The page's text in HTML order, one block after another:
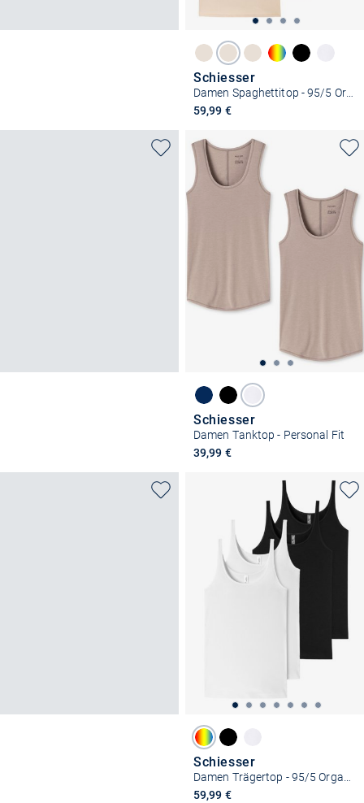
Schiesser
Damen Spaghettitop - 95/5 Organic Cotton
59,99 €
Schiesser
Damen Tanktop - Personal Fit
39,99 €
Schiesser
59,99 €